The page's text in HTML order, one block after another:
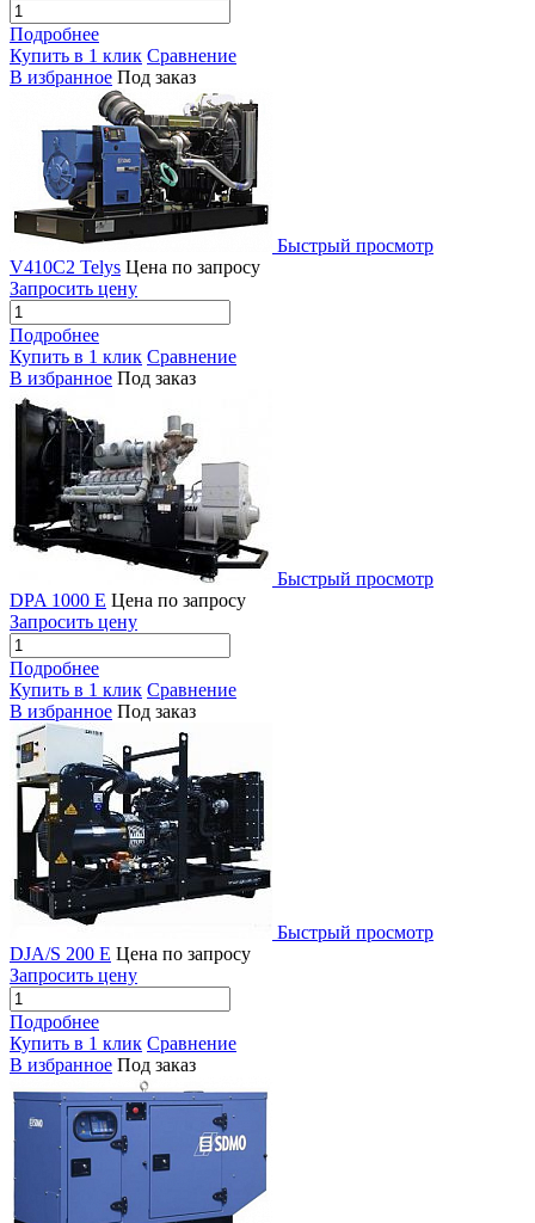
Подробнее
Купить в 1 клик Сравнение
В избранное Под заказ
Быстрый просмотр
V410C2 Telys Цена по запросу
Запросить цену
Подробнее
Купить в 1 клик Сравнение
В избранное Под заказ
Быстрый просмотр
DPA 1000 E Цена по запросу
Запросить цену
Подробнее
Купить в 1 клик Сравнение
В избранное Под заказ
Быстрый просмотр
DJA/S 200 E Цена по запросу
Запросить цену
Подробнее
Купить в 1 клик Сравнение
В избранное Под заказ